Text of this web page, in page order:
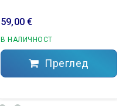
59,00 €
В НАЛИЧНОСТ
Преглед